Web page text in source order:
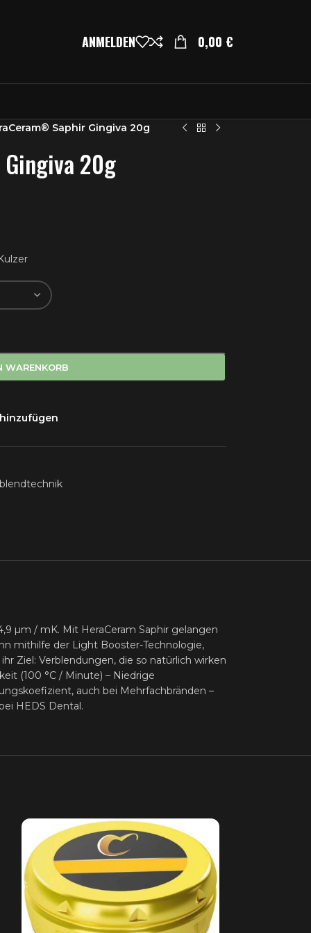
ANMELDEN 0,00 €
Saphir Gingiva 20g
20g
WARENKORB
µm / mK. Mit HeraCeram Saphir gelangen
mithilfe der Light Booster-Technologie,
Ziel: Verblendungen, die so natürlich wirken
(100 °C / Minute) – Niedrige
auch bei Mehrfachbränden –
HEDS Dental.